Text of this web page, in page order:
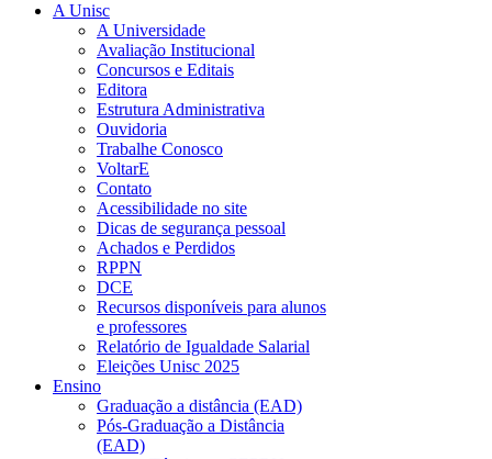
A Unisc
A Universidade
Avaliação Institucional
Concursos e Editais
Editora
Estrutura Administrativa
Ouvidoria
Trabalhe Conosco
VoltarE
Contato
Acessibilidade no site
Dicas de segurança pessoal
Achados e Perdidos
RPPN
DCE
Recursos disponíveis para alunos
e professores
Relatório de Igualdade Salarial
Eleições Unisc 2025
Ensino
Graduação a distância (EAD)
Pós-Graduação a Distância
(EAD)